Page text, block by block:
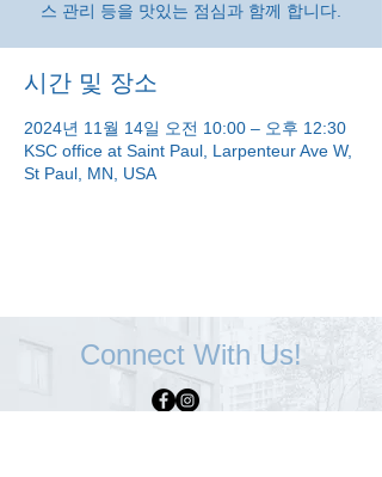
스 관리 등을 맛있는 점심과 함께 합니다.
시간 및 장소
2024년 11월 14일 오전 10:00 – 오후 12:30
KSC office at Saint Paul, Larpenteur Ave W,
St Paul, MN, USA
Connect With Us!